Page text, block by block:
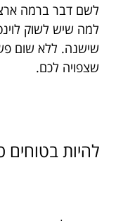
לשם דבר ברמה
למה שיש לשוק
שישנה. ללא שום
שצפויה לכם.
להיות